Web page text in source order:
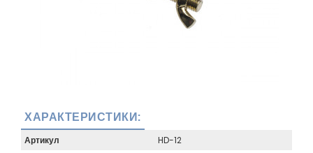
ХАРАКТЕРИСТИКИ:
Артикул
HD-12